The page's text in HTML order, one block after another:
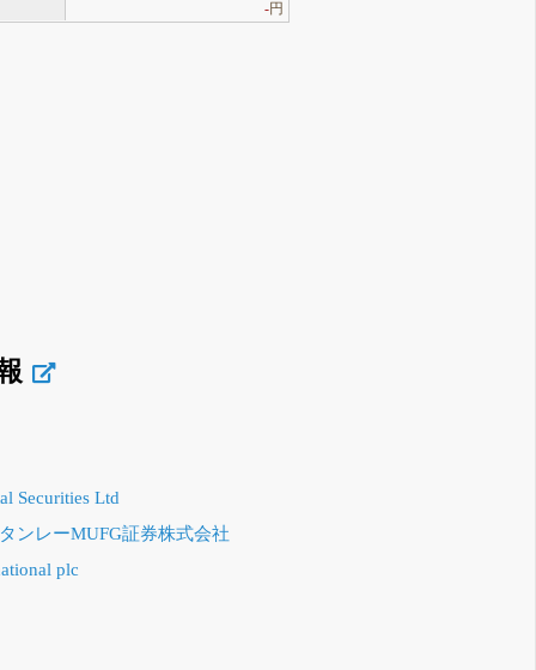
-円
Securities Ltd
ンレーMUFG証券株式会社
plc